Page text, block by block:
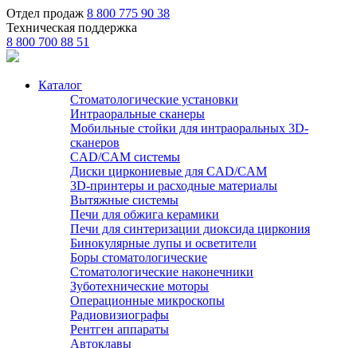
Отдел продаж 8 800 775 90 38
Техническая поддержка
8 800 700 88 51
Каталог
Стоматологические установки
Интраоральные сканеры
Мобильные стойки для интраоральных 3D-
сканеров
CAD/CAM системы
Диски циркониевые для CAD/CAM
3D-принтеры и расходные материалы
Вытяжные системы
Печи для обжига керамики
Печи для синтеризации диоксида циркония
Бинокулярные лупы и осветители
Боры стоматологические
Стоматологические наконечники
Зуботехнические моторы
Операционные микроскопы
Радиовизиографы
Рентген аппараты
Автоклавы